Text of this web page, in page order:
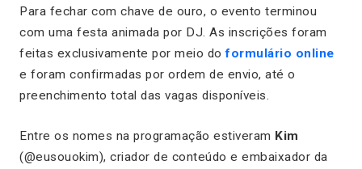
Para fechar com chave de ouro, o evento terminou
com uma festa animada por DJ. As inscrições foram
feitas exclusivamente por meio doformulário online
e foram confirmadas por ordem de envio, até o
preenchimento total das vagas disponíveis.
Entre os nomes na programação estiveram Kim
(@eusouokim), criador de conteúdo e embaixador da